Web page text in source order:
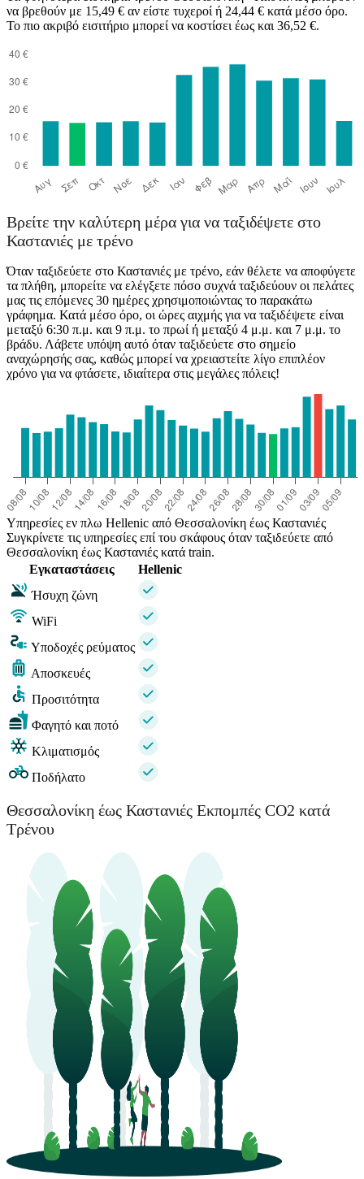
να βρεθούν με 15,49 € αν είστε τυχεροί ή 24,44 € κατά μέσο όρο.
Το πιο ακριβό εισιτήριο μπορεί να κοστίσει έως και 36,52 €.
Βρείτε την καλύτερη μέρα για να ταξιδέψετε στο
Καστανιές με τρένο
Όταν ταξιδεύετε στο Καστανιές με τρένο, εάν θέλετε να αποφύγετε
τα πλήθη, μπορείτε να ελέγξετε πόσο συχνά ταξιδεύουν οι πελάτες
μας τις επόμενες 30 ημέρες χρησιμοποιώντας το παρακάτω
γράφημα. Κατά μέσο όρο, οι ώρες αιχμής για να ταξιδέψετε είναι
μεταξύ 6:30 π.μ. και 9 π.μ. το πρωί ή μεταξύ 4 μ.μ. και 7 μ.μ. το
βράδυ. Λάβετε υπόψη αυτό όταν ταξιδεύετε στο σημείο
αναχώρησής σας, καθώς μπορεί να χρειαστείτε λίγο επιπλέον
χρόνο για να φτάσετε, ιδιαίτερα στις μεγάλες πόλεις!
Υπηρεσίες εν πλω Hellenic από Θεσσαλονίκη έως Καστανιές
Συγκρίνετε τις υπηρεσίες επί του σκάφους όταν ταξιδεύετε από
Θεσσαλονίκη έως Καστανιές κατά train.
Εγκαταστάσεις
Hellenic
Ήσυχη ζώνη
WiFi
Υποδοχές ρεύματος
Αποσκευές
Προσιτότητα
Φαγητό και ποτό
Κλιματισμός
Ποδήλατο
Θεσσαλονίκη έως Καστανιές Εκπομπές CO2 κατά
Τρένου